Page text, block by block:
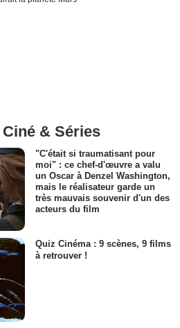
& Séries
"C'était si traumatisant pour
moi" : ce chef-d'œuvre a valu
un Oscar à Denzel Washington,
mais le réalisateur garde un
très mauvais souvenir d'un des
acteurs du film
Quiz Cinéma : 9 scènes, 9 films
à retrouver !